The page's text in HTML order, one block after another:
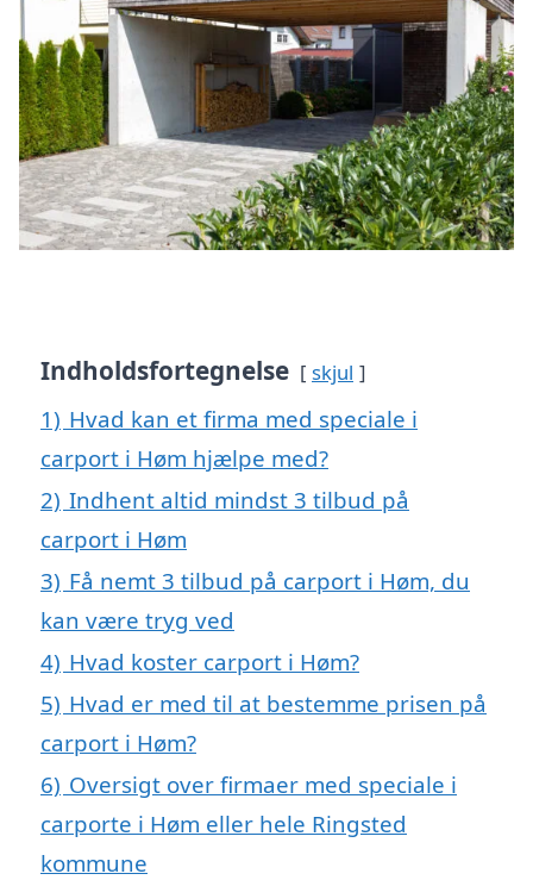
Indholdsfortegnelse skjul
1) Hvad kan et firma med speciale i
carport i Høm hjælpe med?
2) Indhent altid mindst 3 tilbud på
carport i Høm
3) Få nemt 3 tilbud på carport i Høm, du
kan være tryg ved
4) Hvad koster carport i Høm?
5) Hvad er med til at bestemme prisen på
carport i Høm?
6) Oversigt over firmaer med speciale i
carporte i Høm eller hele Ringsted
kommune